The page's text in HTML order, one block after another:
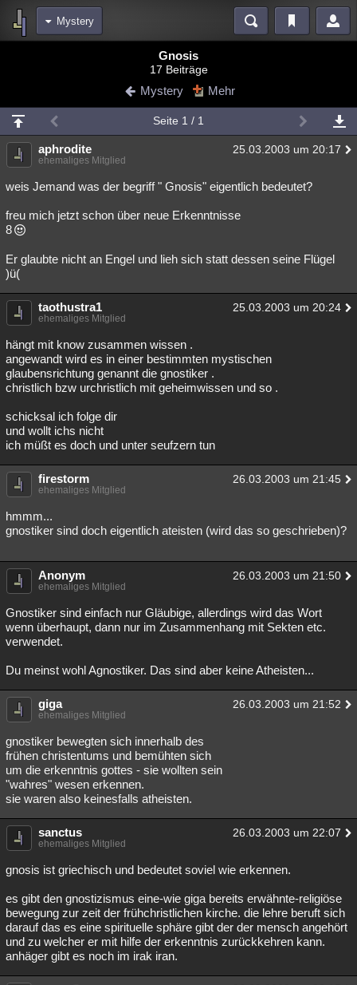
Mystery
Blogs
Chat Wiki Neuigkeiten
meine Rubriken
Menschen Wissenschaft Mystery Kriminalfälle
Spiritualität Verschwörungen Technologie Ufologie
Natur Umfragen Unterhaltung
Philosophie Träume Orte Esoterik Literatur
Astronomie Helpdesk Gruppen Gaming Filme
Musik Clash
Übersichten
Besucht Teilgenommen Alle Neue
Gnosis
17 Beiträge
Mystery Mehr
Seite 1 / 1
aphrodite 25.03.2003 um 20:17
ehemaliges Mitglied
weis Jemand was der begriff " Gnosis" eigentlich bedeutet?
freu mich jetzt schon über neue Erkenntnisse
8
Er glaubte nicht an Engel und lieh sich statt dessen seine Flügel
)ü(
taothustra1 25.03.2003 um 20:24
ehemaliges Mitglied
hängt mit know zusammen wissen .
angewandt wird es in einer bestimmten mystischen
glaubensrichtung genannt die gnostiker .
christlich bzw urchristlich mit geheimwissen und so .
schicksal ich folge dir
und wollt ichs nicht
ich müßt es doch und unter seufzern tun
firestorm 26.03.2003 um 21:45
ehemaliges Mitglied
hmmm...
gnostiker sind doch eigentlich ateisten (wird das so geschrieben)?
Anonym 26.03.2003 um 21:50
ehemaliges Mitglied
Gnostiker sind einfach nur Gläubige, allerdings wird das Wort
wenn überhaupt, dann nur im Zusammenhang mit Sekten etc.
verwendet.
Du meinst wohl Agnostiker. Das sind aber keine Atheisten...
giga 26.03.2003 um 21:52
ehemaliges Mitglied
gnostiker bewegten sich innerhalb des
frühen christentums und bemühten sich
um die erkenntnis gottes - sie wollten sein
"wahres" wesen erkennen.
sie waren also keinesfalls atheisten.
sanctus 26.03.2003 um 22:07
ehemaliges Mitglied
gnosis ist griechisch und bedeutet soviel wie erkennen.
es gibt den gnostizismus eine-wie giga bereits erwähnte-religiöse
bewegung zur zeit der frühchristlichen kirche. die lehre beruft sich
darauf das es eine spirituelle sphäre gibt der der mensch angehört
und zu welcher er mit hilfe der erkenntnis zurückkehren kann.
anhäger gibt es noch im irak iran.